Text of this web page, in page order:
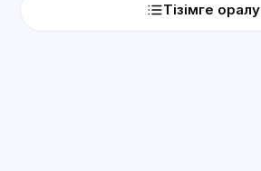
Тізімге оралу